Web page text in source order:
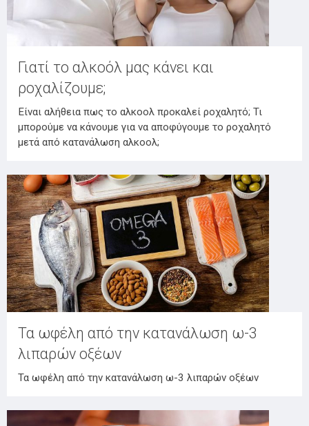
Γιατί το αλκοόλ μας κάνει και
ροχαλίζουμε;
Είναι αλήθεια πως το αλκοολ προκαλεί ροχαλητό; Τι
μπορούμε να κάνουμε για να αποφύγουμε το ροχαλητό
μετά από κατανάλωση αλκοολ;
Τα ωφέλη από την κατανάλωση ω-3
λιπαρών οξέων
Τα ωφέλη από την κατανάλωση ω-3 λιπαρών οξέων